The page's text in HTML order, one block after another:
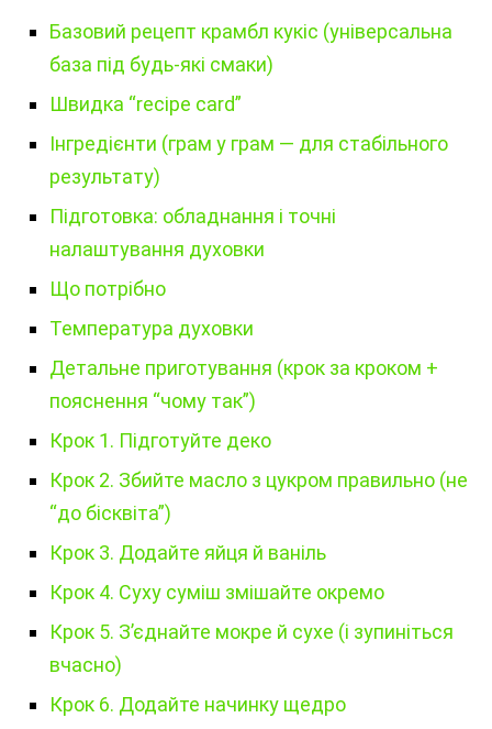
Базовий рецепт крамбл кукіс (універсальна
база під будь-які смаки)
Швидка “recipe card”
Інгредієнти (грам у грам — для стабільного
результату)
Підготовка: обладнання і точні
налаштування духовки
Що потрібно
Температура духовки
Детальне приготування (крок за кроком +
пояснення “чому так”)
Крок 1. Підготуйте деко
Крок 2. Збийте масло з цукром правильно (не
“до бісквіта”)
Крок 3. Додайте яйця й ваніль
Крок 4. Суху суміш змішайте окремо
Крок 5. З’єднайте мокре й сухе (і зупиніться
вчасно)
Крок 6. Додайте начинку щедро